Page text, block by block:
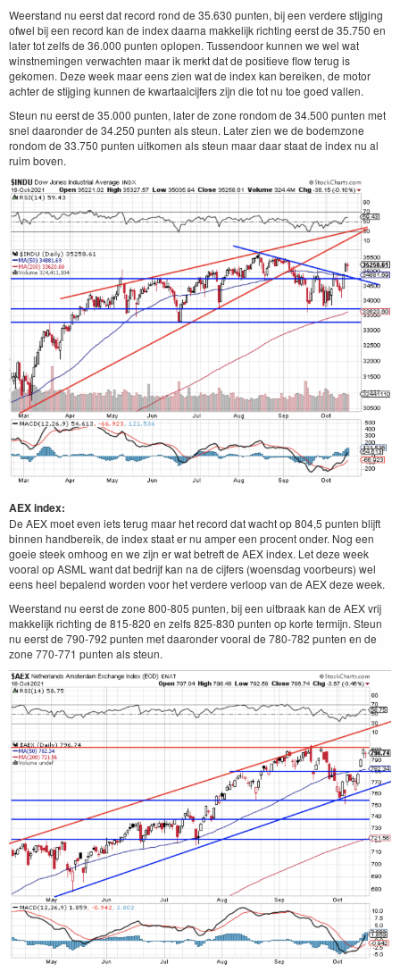
Weerstand nu eerst dat record rond de 35.630 punten, bij een verdere stijging
ofwel bij een record kan de index daarna makkelijk richting eerst de 35.750 en
later tot zelfs de 36.000 punten oplopen. Tussendoor kunnen we wel wat
winstnemingen verwachten maar ik merkt dat de positieve flow terug is
gekomen. Deze week maar eens zien wat de index kan bereiken, de motor
achter de stijging kunnen de kwartaalcijfers zijn die tot nu toe goed vallen.
Steun nu eerst de 35.000 punten, later de zone rondom de 34.500 punten met
snel daaronder de 34.250 punten als steun. Later zien we de bodemzone
rondom de 33.750 punten uitkomen als steun maar daar staat de index nu al
ruim boven.
AEX index:
De AEX moet even iets terug maar het record dat wacht op 804,5 punten blijft
binnen handbereik, de index staat er nu amper een procent onder. Nog een
goeie steek omhoog en we zijn er wat betreft de AEX index. Let deze week
vooral op ASML want dat bedrijf kan na de cijfers (woensdag voorbeurs) wel
eens heel bepalend worden voor het verdere verloop van de AEX deze week.
Weerstand nu eerst de zone 800-805 punten, bij een uitbraak kan de AEX vrij
makkelijk richting de 815-820 en zelfs 825-830 punten op korte termijn. Steun
nu eerst de 790-792 punten met daaronder vooral de 780-782 punten en de
zone 770-771 punten als steun.